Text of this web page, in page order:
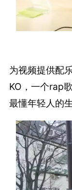
为视频提供配
KO，一个rap
最懂年轻人的生